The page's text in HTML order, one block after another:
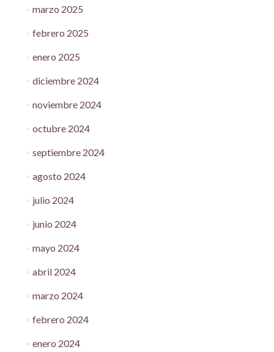
marzo 2025
febrero 2025
enero 2025
diciembre 2024
noviembre 2024
octubre 2024
septiembre 2024
agosto 2024
julio 2024
junio 2024
mayo 2024
abril 2024
marzo 2024
febrero 2024
enero 2024